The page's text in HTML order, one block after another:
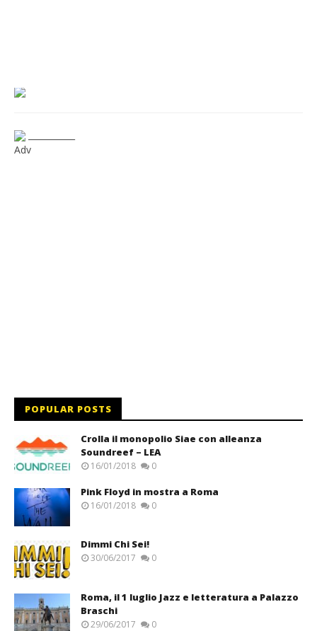
Adv
POPULAR POSTS
Crolla il monopolio Siae con alleanza
Soundreef – LEA
16/01/2018 0
Pink Floyd in mostra a Roma
16/01/2018 0
Dimmi Chi Sei!
30/06/2017 0
Roma, il 1 luglio Jazz e letteratura a Palazzo
Braschi
29/06/2017 0